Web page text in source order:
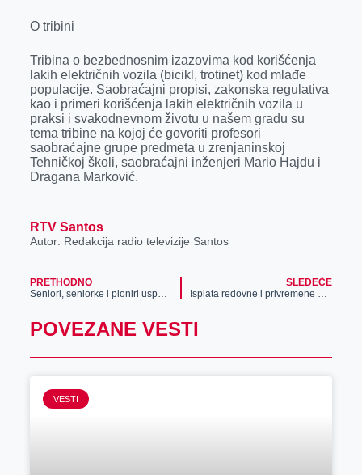
O tribini
Tribina o bezbednosnim izazovima kod korišćenja
lakih električnih vozila (bicikl, trotinet) kod mlađe
populacije. Saobraćajni propisi, zakonska regulativa
kao i primeri korišćenja lakih električnih vozila u
praksi i svakodnevnom životu u našem gradu su
tema tribine na kojoj će govoriti profesori
saobraćajne grupe predmeta u zrenjaninskoj
Tehničkoj školi, saobraćajni inženjeri Mario Hajdu i
Dragana Marković.
RTV Santos
Autor: Redakcija radio televizije Santos
PRETHODNO
Seniori, seniorke i pioniri uspešni. Pobedama otpočeli početak sezone. Juniori poraženi u prvom kolu
SLEDEĆE
Isplata redovne i privremene novčane naknade za septembar
POVEZANE VESTI
VESTI